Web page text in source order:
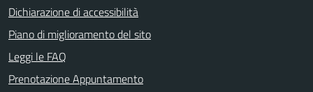
Dichiarazione di accessibilità
Piano di miglioramento del sito
Leggi le FAQ
Prenotazione Appuntamento